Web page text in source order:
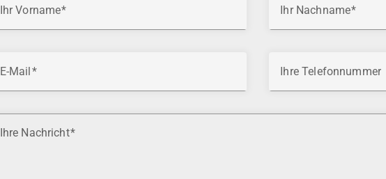
Ihr Vorname Ihr Nachname
E-Mail Ihre Telefonnummer
Ihre Nachricht